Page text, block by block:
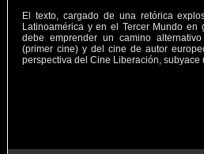
El texto, cargado de una retórica
Latinoamérica y en el Tercer Mundo en
debe emprender un camino
(primer cine) y del cine de autor
perspectiva del Cine Liberación,